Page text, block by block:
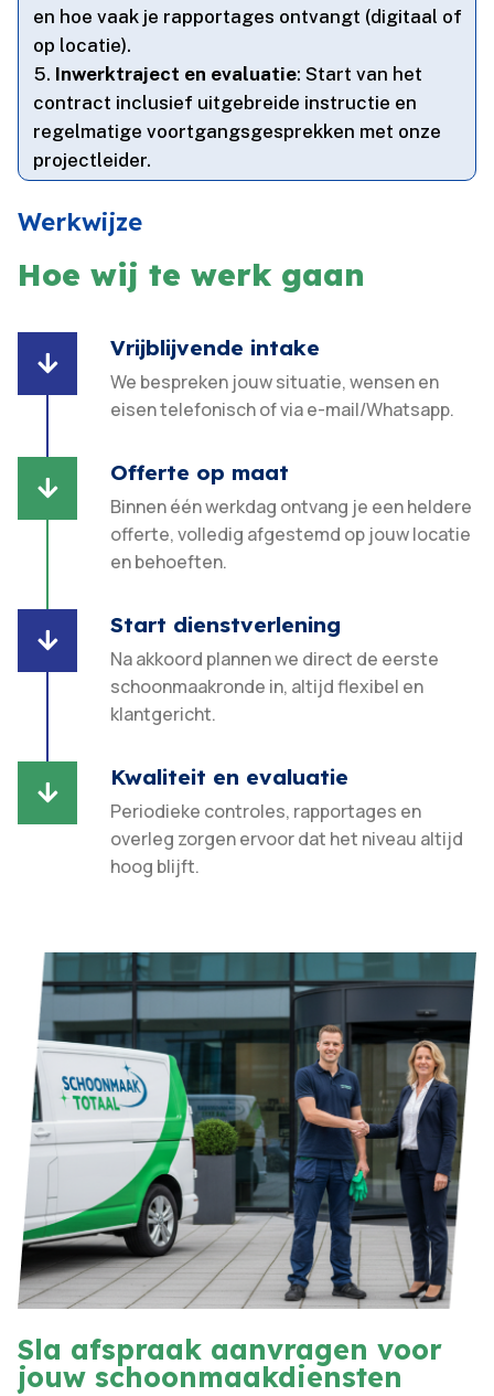
en hoe vaak je rapportages ontvangt (digitaal of
op locatie).​
Inwerktraject en evaluatie: Start van het
contract inclusief uitgebreide instructie en
regelmatige voortgangsgesprekken met onze
projectleider.​
Werkwijze
Hoe wij te werk gaan

Vrijblijvende intake
We bespreken jouw situatie, wensen en
eisen telefonisch of via e-mail/Whatsapp.

Offerte op maat
Binnen één werkdag ontvang je een heldere
offerte, volledig afgestemd op jouw locatie
en behoeften.​

Start dienstverlening
Na akkoord plannen we direct de eerste
schoonmaakronde in, altijd flexibel en
klantgericht.​

Kwaliteit en evaluatie
Periodieke controles, rapportages en
overleg zorgen ervoor dat het niveau altijd
hoog blijft.​
Sla afspraak aanvragen voor
jouw schoonmaakdiensten